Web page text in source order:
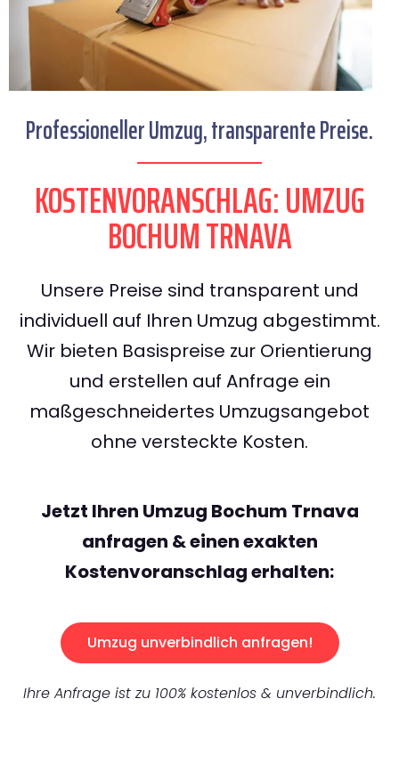
Professioneller Umzug, transparente Preise.
KOSTENVORANSCHLAG: UMZUG
BOCHUM TRNAVA
Unsere Preise sind transparent und
individuell auf Ihren Umzug abgestimmt.
Wir bieten Basispreise zur Orientierung
und erstellen auf Anfrage ein
maßgeschneidertes Umzugsangebot
ohne versteckte Kosten.
Jetzt Ihren Umzug Bochum Trnava
anfragen & einen exakten
Kostenvoranschlag erhalten:
Umzug unverbindlich anfragen!
Ihre Anfrage ist zu 100% kostenlos & unverbindlich.